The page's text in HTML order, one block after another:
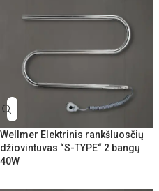
Wellmer Elektrinis rankšluosčių
džiovintuvas “S-TYPE“ 2 bangų
40W